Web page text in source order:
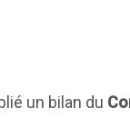
un bilan du